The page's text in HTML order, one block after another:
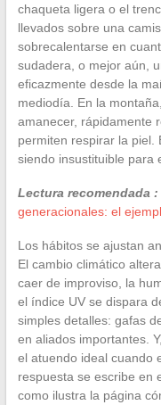
chaqueta ligera o el
llevados sobre una
sobrecalentarse en
sudadera, o mejor aún,
eficazmente desde la
mediodía. En la
amanecer, rápidamente
permiten respirar la piel.
siendo insustituible para
Lectura recomendada :
generacionales: el
Los hábitos se ajustan
El cambio climático
caer de improviso, la
el índice UV se dispara
simples detalles: gafas
en aliados importantes.
el atuendo ideal cuando
respuesta se escribe en
como ilustra la página